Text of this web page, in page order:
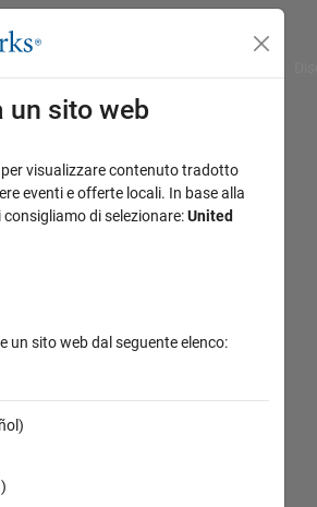
un sito web
visualizzare contenuto tradotto
eventi e offerte locali. In base alla
di selezionare:United
un sito web dal seguente elenco: